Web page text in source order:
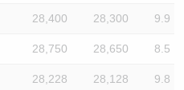
28,400 28,300 9.9
28,750 28,650 8.5
28,228 28,128 9.8